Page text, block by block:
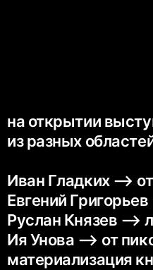
на открытии
из разных
Иван Гладких ⟶
Евгений
Руслан Князев ⟶
Ия Унова ⟶ от
материализация